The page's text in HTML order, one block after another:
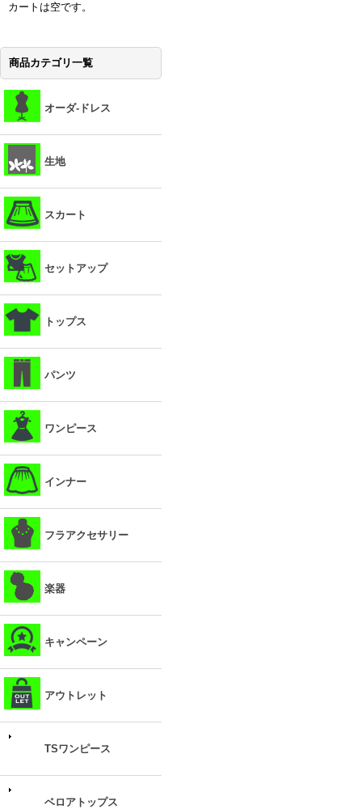
カートは空です。
商品カテゴリ一覧
オーダ-ドレス
生地
スカート
セットアップ
トップス
パンツ
ワンピース
インナー
フラアクセサリー
楽器
キャンペーン
アウトレット
TSワンピース
ベロアトップス